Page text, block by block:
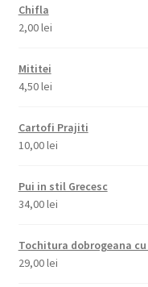
Chifla
2,00lei
Mititei
4,50lei
Cartofi Prajiti
10,00lei
Pui in stil Grecesc
34,00lei
Tochitura dobrogeana
29,00lei